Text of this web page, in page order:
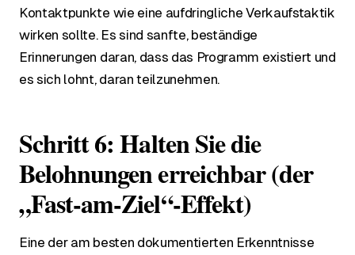
Kontaktpunkte wie eine aufdringliche Verkaufstaktik
wirken sollte. Es sind sanfte, beständige
Erinnerungen daran, dass das Programm existiert und
es sich lohnt, daran teilzunehmen.
Schritt 6: Halten Sie die
Belohnungen erreichbar (der
„Fast-am-Ziel“-Effekt)
Eine der am besten dokumentierten Erkenntnisse